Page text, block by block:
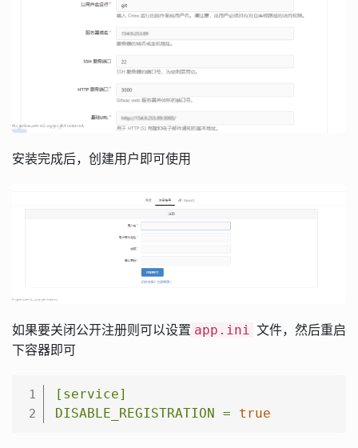
安装完成后，创建用户即可使用
如果要关闭公开注册则可以设置 app.ini 文件，然后重启
下容器即可
1
2
[service]
DISABLE_REGISTRATION = true